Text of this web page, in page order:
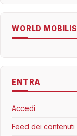
WORLD MOBILIS
ENTRA
Accedi
Feed dei contenuti